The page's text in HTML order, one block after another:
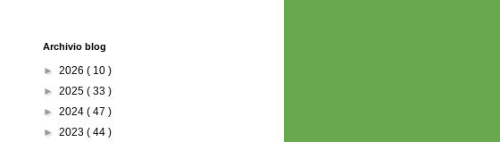
Archivio blog
► 2026 ( 10 )
► 2025 ( 33 )
► 2024 ( 47 )
► 2023 ( 44 )